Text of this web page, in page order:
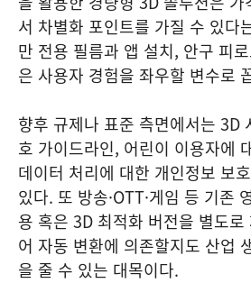
서 차별화 포인트를 가질 수 있다
만 전용 필름과 앱 설치, 안구 피
은 사용자 경험을 좌우할 변수로
향후 규제나 표준 측면에서는 3D
호 가이드라인, 어린이 이용자에
데이터 처리에 대한 개인정보 보
있다. 또 방송·OTT·게임 등 기존
용 혹은 3D 최적화 버전을 별도
어 자동 변환에 의존할지도 산업
을 줄 수 있는 대목이다.